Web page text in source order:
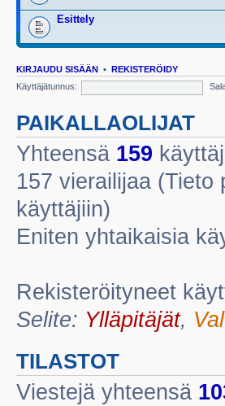
Esittely
KIRJAUDU SISÄÄN • REKISTERÖIDY
Käyttäjätunnus:
PAIKALLAOLIJAT
Yhteensä 159
157 vierailijaa (Tieto
käyttäjiin)
Eniten yhtaikaisia
Rekisteröityneet
Selite: Ylläpitäjät,
TILASTOT
Viestejä yhteensä